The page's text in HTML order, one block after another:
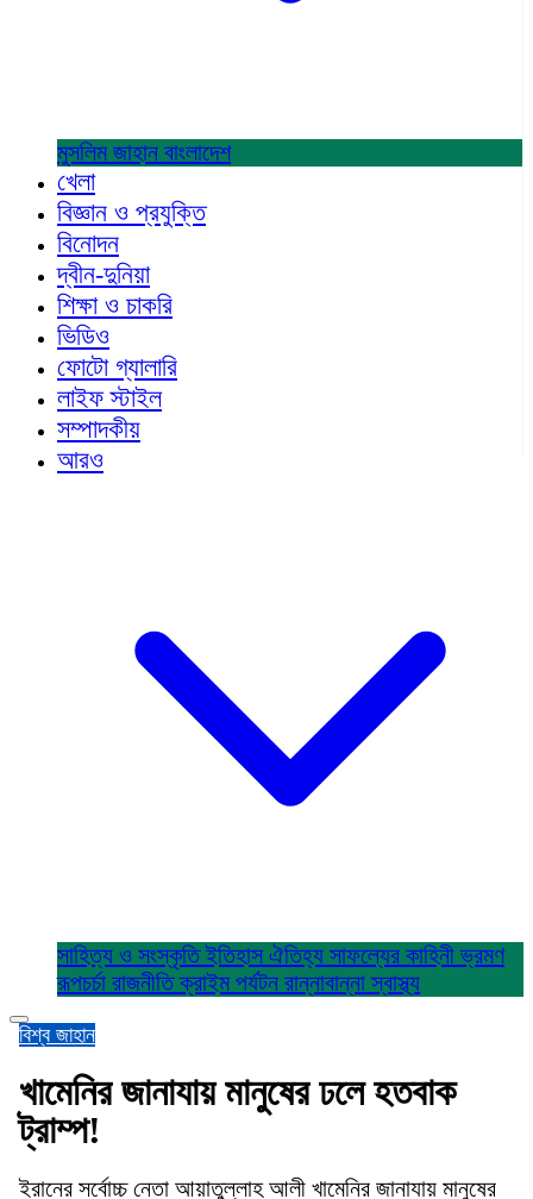
মুসলিম জাহান বাংলাদেশ
খেলা
বিজ্ঞান ও প্রযুক্তি
বিনোদন
দ্বীন-দুনিয়া
শিক্ষা ও চাকরি
ভিডিও
ফোটো গ্যালারি
লাইফ স্টাইল
সম্পাদকীয়
আরও
সাহিত্য ও সংস্কৃতিইতিহাস ঐতিহ্য সাফল্যের কাহিনীভ্রমণ
রূপচর্চা রাজনীতিক্রাইম পর্যটন রান্নাবান্নাস্বাস্থ্য
বিশ্ব জাহান
খামেনির জানাযায় মানুষের ঢলে হতবাক
ট্রাম্প!
ইরানের সর্বোচ্চ নেতা আয়াতুল্লাহ আলী খামেনির জানাযায় মানুষের